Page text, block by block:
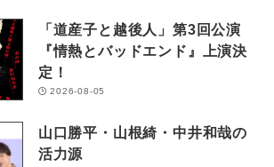
「道産子と越後人」第3回公演
『情熱とバッドエンド』上演決
定！
2026-08-05
山口勝平・山根綺・中井和哉の
活力源